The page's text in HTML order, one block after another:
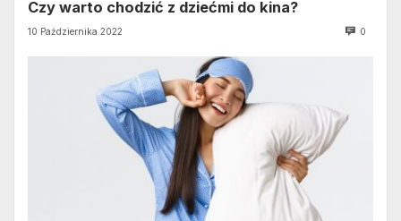
Czy warto chodzić z dziećmi do kina?
10 Października 2022 0